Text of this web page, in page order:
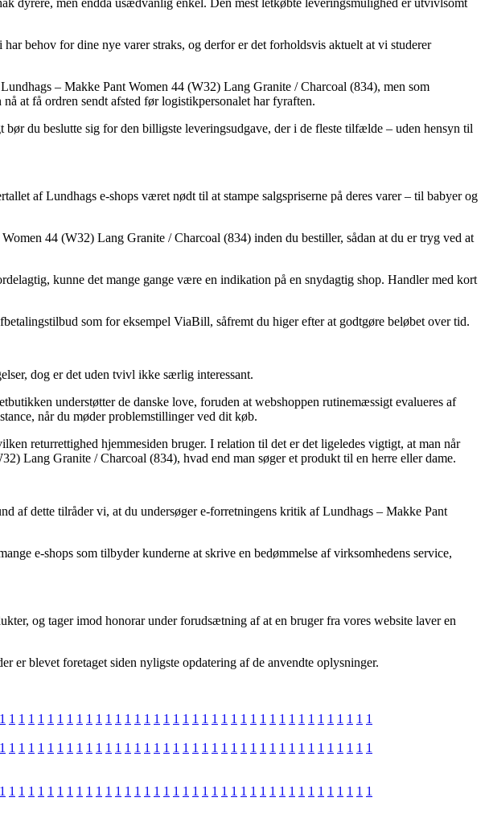
behov for dine nye varer straks, og derfor er det forholdsvis aktuelt at vi studerer
– Makke Pant Women 44 (W32) Lang Granite / Charcoal (834), men som
at få ordren sendt afsted før logistikpersonalet har fyraften.
du beslutte sig for den billigste leveringsudgave, der i de fleste tilfælde – uden hensyn til
af Lundhags e-shops været nødt til at stampe salgspriserne på deres varer – til babyer og
44 (W32) Lang Granite / Charcoal (834) inden du bestiller, sådan at du er tryg ved at
kunne det mange gange være en indikation på en snydagtig shop. Handler med kort
som for eksempel ViaBill, såfremt du higer efter at godtgøre beløbet over tid.
dog er det uden tvivl ikke særlig interessant.
understøtter de danske love, foruden at webshoppen rutinemæssigt evalueres af
når du møder problemstillinger ved dit køb.
returrettighed hjemmesiden bruger. I relation til det er det ligeledes vigtigt, at man når
Lang Granite / Charcoal (834), hvad end man søger et produkt til en herre eller dame.
af dette tilråder vi, at du undersøger e-forretningens kritik af Lundhags – Makke Pant
e-shops som tilbyder kunderne at skrive en bedømmelse af virksomhedens service,
og tager imod honorar under forudsætning af at en bruger fra vores website laver en
er blevet foretaget siden nyligste opdatering af de anvendte oplysninger.
1 1 1 1 1 1 1 1 1 1 1 1 1 1 1 1 1 1 1 1 1 1 1 1 1 1 1 1 1 1 1 1 1 1 1 1 1 1 1
1 1 1 1 1 1 1 1 1 1 1 1 1 1 1 1 1 1 1 1 1 1 1 1 1 1 1 1 1 1 1 1 1 1 1 1 1 1 1
1 1 1 1 1 1 1 1 1 1 1 1 1 1 1 1 1 1 1 1 1 1 1 1 1 1 1 1 1 1 1 1 1 1 1 1 1 1 1